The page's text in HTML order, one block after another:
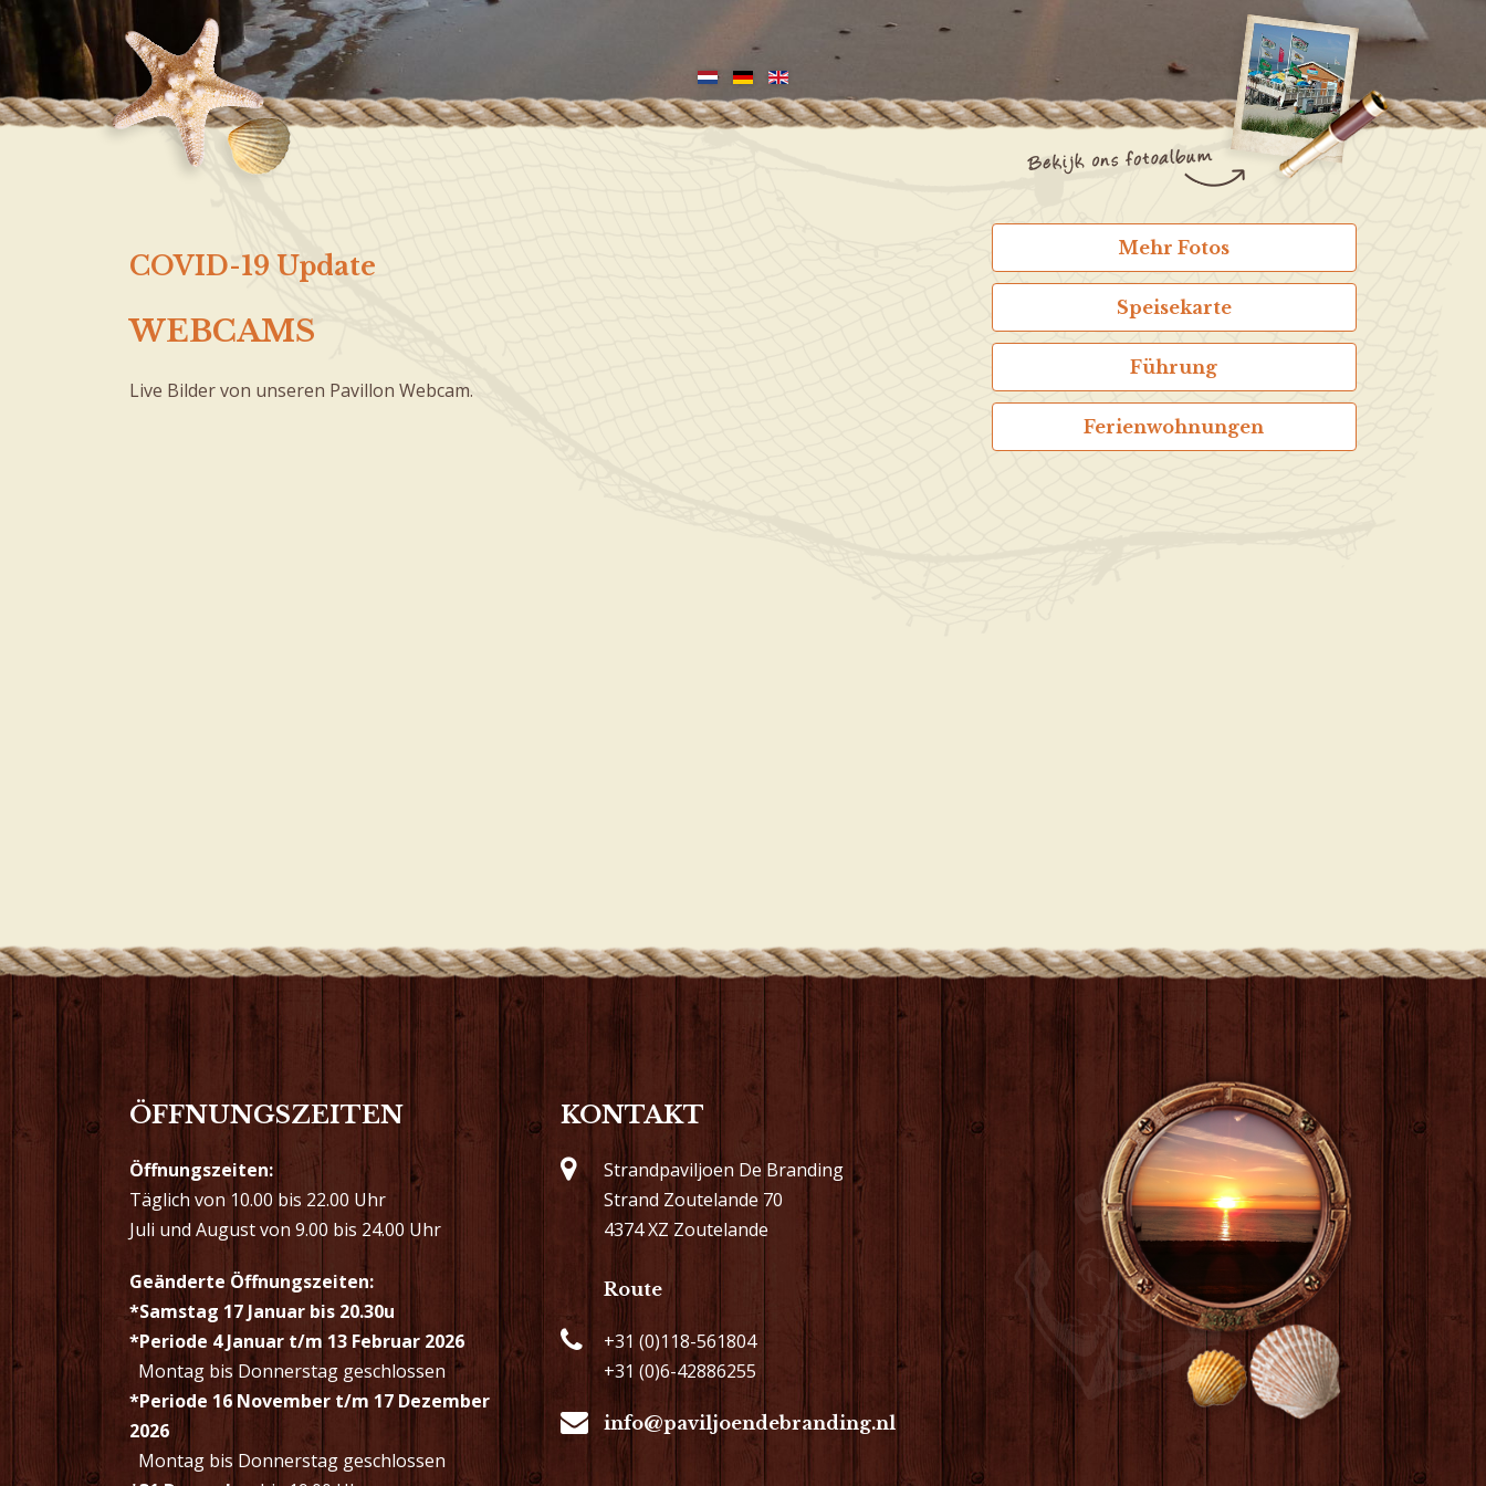
COVID-19 Update
WEBCAMS
Live Bilder von unseren Pavillon Webcam.
Mehr Fotos
Speisekarte
Führung
Ferienwohnungen
ÖFFNUNGSZEITEN
Öffnungszeiten:
Täglich von 10.00 bis 22.00 Uhr
Juli und August von 9.00 bis 24.00 Uhr
Geänderte Öffnungszeiten:
*Samstag 17 Januar bis 20.30u
*Periode 4 Januar t/m 13 Februar 2026
Montag bis Donnerstag geschlossen
*Periode 16 November t/m 17 Dezember
2026
Montag bis Donnerstag geschlossen
KONTAKT
Strandpaviljoen De Branding
Strand Zoutelande 70
4374 XZ Zoutelande
Route
+31 (0)118-561804
+31 (0)6-42886255
info@paviljoendebranding.nl